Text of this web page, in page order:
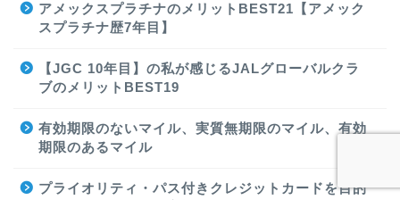
アメックスプラチナのメリットBEST21【アメック
スプラチナ歴7年目】
【JGC 10年目】の私が感じるJALグローバルクラ
ブのメリットBEST19
有効期限のないマイル、実質無期限のマイル、有効
期限のあるマイル
プライオリティ・パス付きクレジットカードを目的